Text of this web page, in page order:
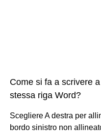
Come si fa a scrivere
stessa riga Word?
Scegliere A destra per
bordo sinistro non